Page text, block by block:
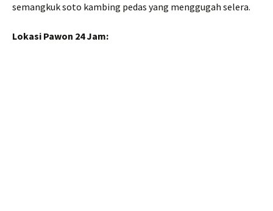
semangkuk soto kambing pedas yang menggugah selera.
Lokasi Pawon 24 Jam: